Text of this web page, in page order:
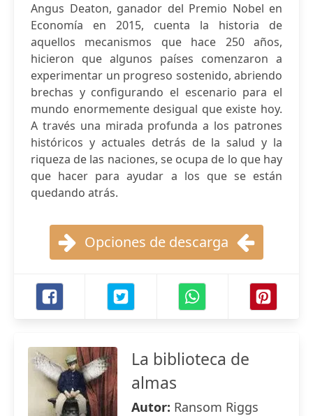
Angus Deaton, ganador del Premio Nobel en
Economía en 2015, cuenta la historia de
aquellos mecanismos que hace 250 años,
hicieron que algunos países comenzaron a
experimentar un progreso sostenido, abriendo
brechas y configurando el escenario para el
mundo enormemente desigual que existe hoy.
A través una mirada profunda a los patrones
históricos y actuales detrás de la salud y la
riqueza de las naciones, se ocupa de lo que hay
que hacer para ayudar a los que se están
quedando atrás.
Opciones de descarga
La biblioteca de
almas
Autor: Ransom Riggs